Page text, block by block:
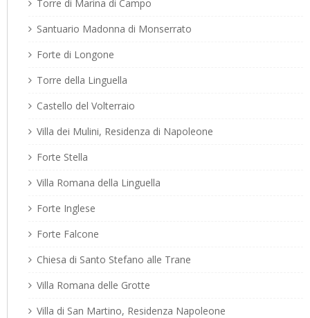
Torre di Marina di Campo
Santuario Madonna di Monserrato
Forte di Longone
Torre della Linguella
Castello del Volterraio
Villa dei Mulini, Residenza di Napoleone
Forte Stella
Villa Romana della Linguella
Forte Inglese
Forte Falcone
Chiesa di Santo Stefano alle Trane
Villa Romana delle Grotte
Villa di San Martino, Residenza Napoleone